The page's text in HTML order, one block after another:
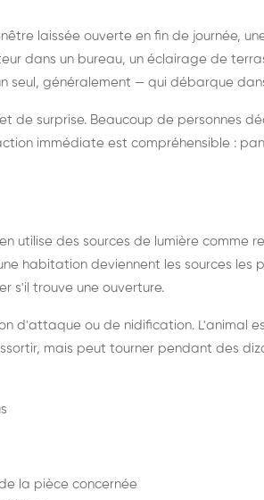
laissée ouverte en fin de journée,
dans un bureau, un éclairage de
seul, généralement — qui débarque
de surprise. Beaucoup de personnes
immédiate est compréhensible :
utilise des sources de lumière comme
habitation deviennent les sources les
s'il trouve une ouverture.
d'attaque ou de nidification. L'animal
mais peut tourner pendant des
la pièce concernée